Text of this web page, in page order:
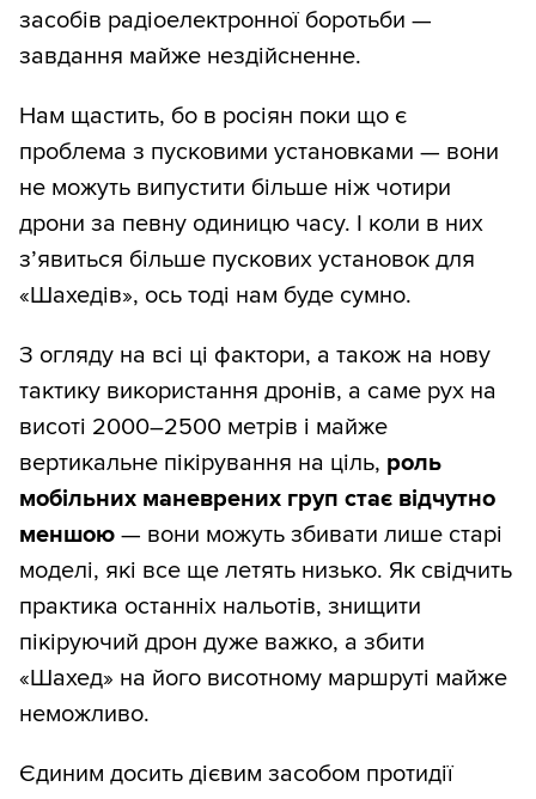
засобів радіоелектронної боротьби —
завдання майже нездійсненне.
Нам щастить, бо в росіян поки що є
проблема з пусковими установками — вони
не можуть випустити більше ніж чотири
дрони за певну одиницю часу. І коли в них
з’явиться більше пускових установок для
«Шахедів», ось тоді нам буде сумно.
З огляду на всі ці фактори, а також на нову
тактику використання дронів, а саме рух на
висоті 2000–2500 метрів і майже
вертикальне пікірування на ціль, роль
мобільних маневрених груп стає відчутно
меншою — вони можуть збивати лише старі
моделі, які все ще летять низько. Як свідчить
практика останніх нальотів, знищити
пікіруючий дрон дуже важко, а збити
«Шахед» на його висотному маршруті майже
неможливо.
Єдиним досить дієвим засобом протидії